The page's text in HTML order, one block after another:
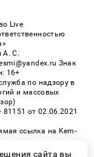
Live
А. С.
Знак
16+
по надзору в
и массовых
от 02.06.2021
ссылка на Kem-
возможно только
сайта вы